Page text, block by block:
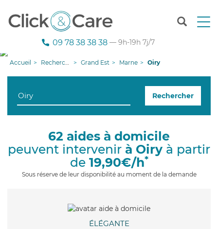
T
n
g
i
09 78 38 38 38 — 9h-19h 7j/7
Accueil Recherche aide à domicile Grand Est Marne Oiry
Rechercher
62 aides à domicile
peuvent intervenir à Oiry à partir
de 19,90€/h*
Sous réserve de leur disponibilité au moment de la demande
ÉLÉGANTE